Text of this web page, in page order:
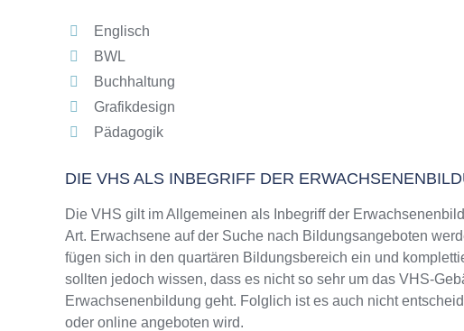
Englisch
BWL
Buchhaltung
Grafikdesign
Pädagogik
DIE VHS ALS INBEGRIFF DER
Die VHS gilt im Allgemeinen als Inbegriff der
Art. Erwachsene auf der Suche nach Bildungsangeboten
fügen sich in den quartären Bildungsbereich ein und
sollten jedoch wissen, dass es nicht so sehr um das VHS-
Erwachsenenbildung geht. Folglich ist es auch nicht
oder online angeboten wird.